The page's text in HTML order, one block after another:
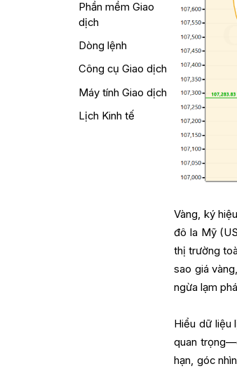
Phần mềm Giao
dịch
Dòng lệnh
Công cụ Giao dịch
Máy tính Giao dịch
Lịch Kinh tế
Vàng, ký
đô la Mỹ
thị trường
sao giá
ngừa lạm
Hiểu dữ liệu
quan
hạn, góc